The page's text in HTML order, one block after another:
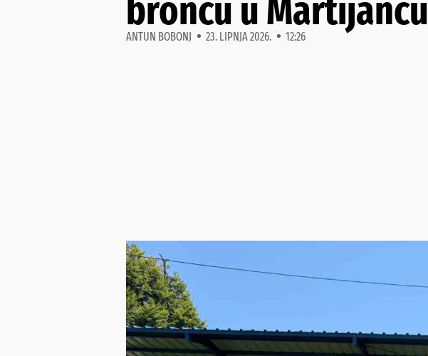
broncu u Martijancu
ANTUN BOBONJ 23. LIPNJA 2026. 12:26